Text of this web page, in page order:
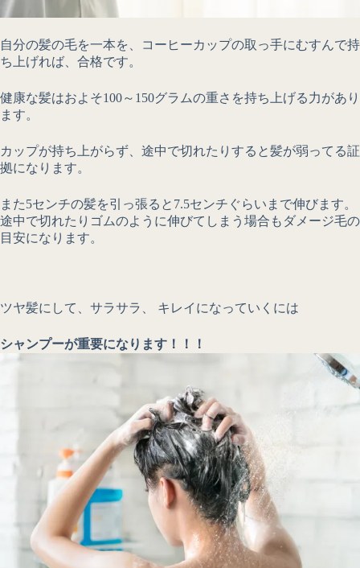
自分の髪の毛を一本を、コーヒーカップの取っ手にむすんで持
ち上げれば、合格です。
健康な髪はおよそ100～150グラムの重さを持ち上げる力があり
ます。
カップが持ち上がらず、途中で切れたりすると髪が弱ってる証
拠になります。
また5センチの髪を引っ張ると7.5センチぐらいまで伸びます。
途中で切れたりゴムのように伸びてしまう場合もダメージ毛の
目安になります。
ツヤ髪にして、サラサラ、 キレイになっていくには
シャンプーが重要になります！！！